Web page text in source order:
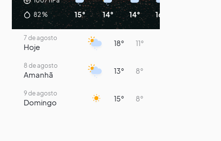
82% 15° 14° 14° 16°
7 de agosto
Hoje 18° 11°
8 de agosto
Amanhã 13° 8°
9 de agosto
Domingo 15° 8°